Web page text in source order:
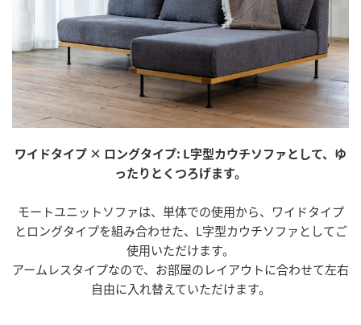
ワイドタイプ × ロングタイプ: L字型カウチソファとして、ゆ
ったりとくつろげます。
モートユニットソファは、単体での使用から、ワイドタイプ
とロングタイプを組み合わせた、L字型カウチソファとしてご
使用いただけます。
アームレスタイプなので、お部屋のレイアウトに合わせて左右
自由に入れ替えていただけます。